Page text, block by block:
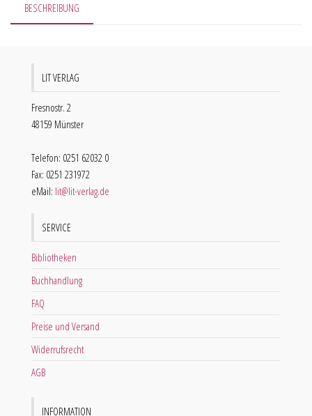
BESCHREIBUNG
LIT VERLAG
Fresnostr. 2
48159 Münster
Telefon: 0251 62032 0
Fax: 0251 231972
eMail: lit@lit-verlag.de
SERVICE
Bibliotheken
Buchhandlung
FAQ
Preise und Versand
Widerrufsrecht
AGB
INFORMATION